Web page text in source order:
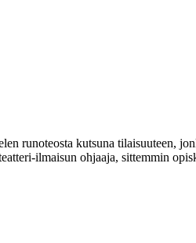
runoteosta kutsuna tilaisuuteen,
ilmaisun ohjaaja, sittemmin